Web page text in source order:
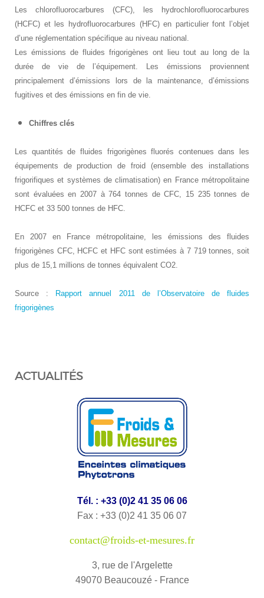
Les chlorofluorocarbures (CFC), les hydrochlorofluorocarbures
(HCFC) et les hydrofluorocarbures (HFC) en particulier font l’objet
d’une réglementation spécifique au niveau national.
Les émissions de fluides frigorigènes ont lieu tout au long de la
durée de vie de l’équipement. Les émissions proviennent
principalement d’émissions lors de la maintenance, d’émissions
fugitives et des émissions en fin de vie.
Chiffres clés
Les quantités de fluides frigorigènes fluorés contenues dans les
équipements de production de froid (ensemble des installations
frigorifiques et systèmes de climatisation) en France métropolitaine
sont évaluées en 2007 à 764 tonnes de CFC, 15 235 tonnes de
HCFC et 33 500 tonnes de HFC.
En 2007 en France métropolitaine, les émissions des fluides
frigorigènes CFC, HCFC et HFC sont estimées à 7 719 tonnes, soit
plus de 15,1 millions de tonnes équivalent CO2.
Source :
Rapport annuel 2011 de l’Observatoire de fluides
frigorigènes
ACTUALITÉS
Tél. : +33 (0)2 41 35 06 06
Fax : +33 (0)2 41 35 06 07
contact@froids-et-mesures.fr
3, rue de l'Argelette
49070 Beaucouzé - France